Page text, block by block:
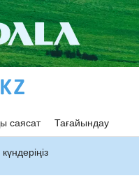
саясат Тағайындау